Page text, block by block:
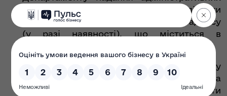
послуг на наземному транспорті надіслати
цей наказ ліцензіату на електронну адресу
(у разі наявності), що міститься в
Департаменту державного нагляду
(контролю) за безпекою на
наземному транспорті організувати